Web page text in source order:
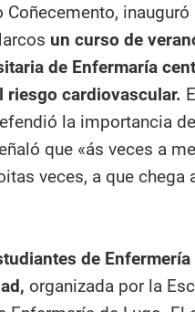
inauguró
un curso de
de Enfermaría
riesgo cardiovascular.
la importancia
que «ás veces a
veces, a que chega
de
organizada por la